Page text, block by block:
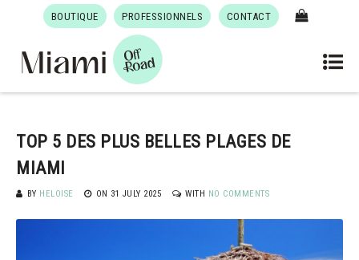
BOUTIQUE PROFESSIONNELS CONTACT
TOP 5 DES PLUS BELLES PLAGES DE
MIAMI
BY HELOISE ON 31 JULY 2025 WITH NO COMMENTS